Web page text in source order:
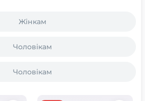
Жінкам
Чоловікам
Чоловікам